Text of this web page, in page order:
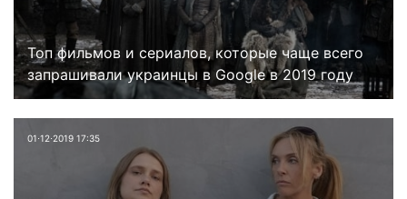
Топ фильмов и сериалов, которые чаще всего
запрашивали украинцы в Google в 2019 году
01⋅12⋅2019 17:35